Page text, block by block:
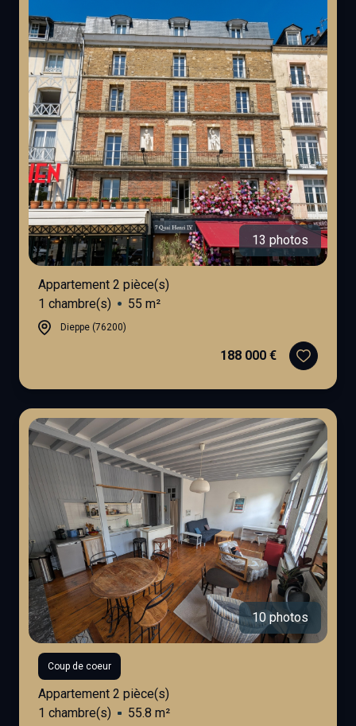
13 photos
Appartement 2 pièce(s)
1 chambre(s)
55 m²
Dieppe (76200)
188 000 €
10 photos
Coup de coeur
Appartement 2 pièce(s)
1 chambre(s)
55.8 m²